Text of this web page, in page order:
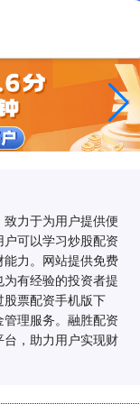
力于为用户提供便
可以学习炒股配资
力。网站提供免费
有经验的投资者提
票配资手机版下
理服务。融胜配资
，助力用户实现财